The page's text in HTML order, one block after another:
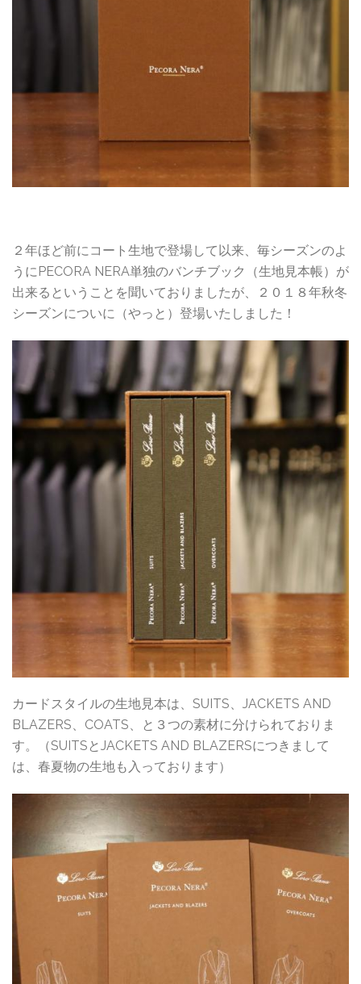
２年ほど前にコート生地で登場して以来、毎シーズンのよ
うにPECORA NERA単独のバンチブック（生地見本帳）が
出来るということを聞いておりましたが、２０１８年秋冬
シーズンについに（やっと）登場いたしました！
カードスタイルの生地見本は、SUITS、JACKETS AND
BLAZERS、COATS、と３つの素材に分けられておりま
す。（SUITSとJACKETS AND BLAZERSにつきまして
は、春夏物の生地も入っております）